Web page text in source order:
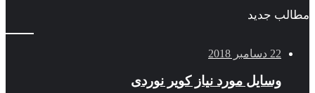
مطالب جدید
22 دسامبر 2018
وسایل مورد نیاز کویر نوردی